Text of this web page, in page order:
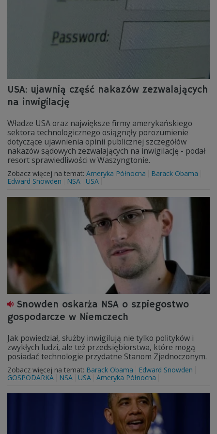
USA: ujawnią część nakazów zezwalających
na inwigilację
Władze USA oraz największe firmy amerykańskiego
sektora technologicznego osiągnęły porozumienie
dotyczące ujawnienia opinii publicznej szczegółów
nakazów sądowych zezwalających na inwigilację - podał
resort sprawiedliwości w Waszyngtonie.
Zobacz więcej na temat: Ameryka Północna
Barack Obama
Edward Snowden
NSA USA
Snowden oskarża NSA o szpiegostwo
gospodarcze w Niemczech
Jak powiedział, służby inwigilują nie tylko polityków i
zwykłych ludzi, ale też przedsiębiorstwa, które mogą
posiadać technologie przydatne Stanom Zjednoczonym.
Zobacz więcej na temat: Barack Obama
Edward Snowden
GOSPODARKA
NSA USA Ameryka Północna